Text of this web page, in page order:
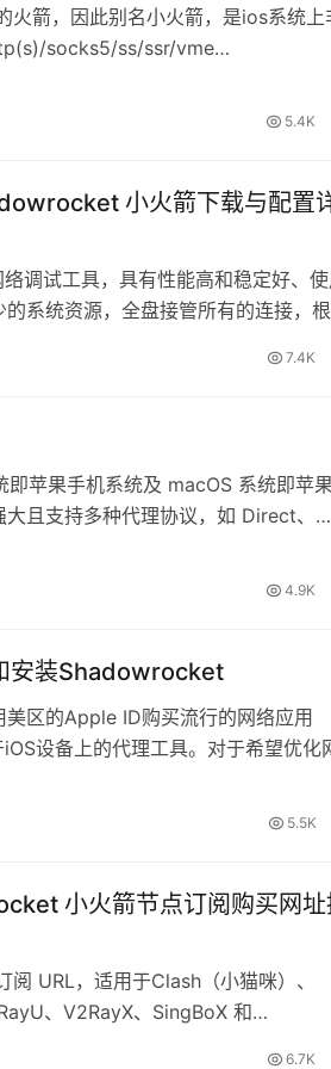
箭，因此别名小火箭，是ios系统上
socks5/ss/ssr/vme…
5.4K
小火箭下载与配置
调试工具，具有性能高和稳定好、使
系统资源，全盘接管所有的连接，根
7.4K
苹果手机系统及 macOS 系统即苹
且支持多种代理协议，如 Direct、
4.9K
安装Shadowrocket
区的Apple ID购买流行的网络应用
设备上的代理工具。对于希望优化
5.5K
小火箭节点订阅购买网址
URL，适用于Clash（小猫咪）、
、V2RayX、SingBoX 和…
6.7K